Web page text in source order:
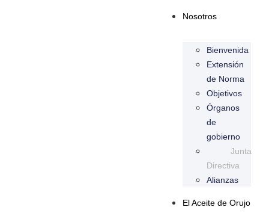
Nosotros
Bienvenida
Extensión
de Norma
Objetivos
Órganos
de
gobierno
Junta
Directiva
Alianzas
El Aceite de Orujo